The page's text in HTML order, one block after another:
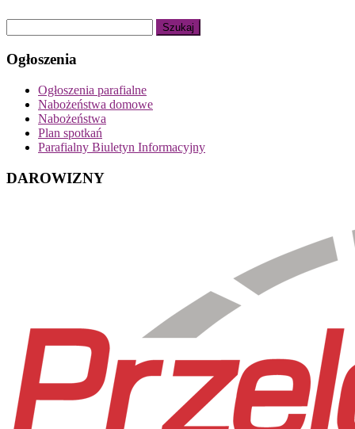
Ogłoszenia
Ogłoszenia parafialne
Nabożeństwa domowe
Nabożeństwa
Plan spotkań
Parafialny Biuletyn Informacyjny
DAROWIZNY